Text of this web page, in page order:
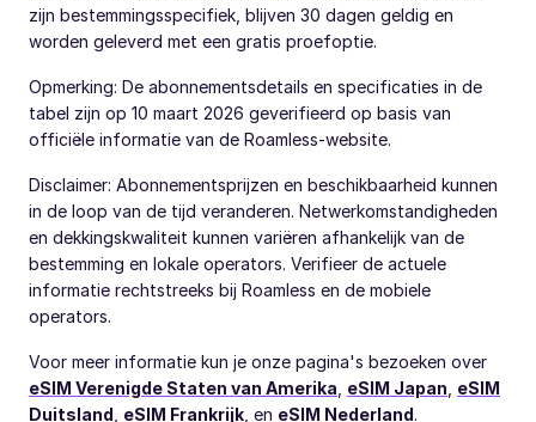
zijn bestemmingsspecifiek, blijven 30 dagen geldig en
worden geleverd met een gratis proefoptie.
Opmerking: De abonnementsdetails en specificaties in de
tabel zijn op 10 maart 2026 geverifieerd op basis van
officiële informatie van de Roamless-website.
Disclaimer: Abonnementsprijzen en beschikbaarheid kunnen
in de loop van de tijd veranderen. Netwerkomstandigheden
en dekkingskwaliteit kunnen variëren afhankelijk van de
bestemming en lokale operators. Verifieer de actuele
informatie rechtstreeks bij Roamless en de mobiele
operators.
Voor meer informatie kun je onze pagina's bezoeken over
eSIM Verenigde Staten van Amerika eSIM Japan eSIM
Duitsland eSIM Frankrijk , en eSIM Nederland.